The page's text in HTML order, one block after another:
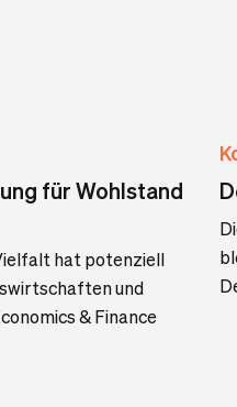
für Wohlstand
hat potenziell
und
& Finance